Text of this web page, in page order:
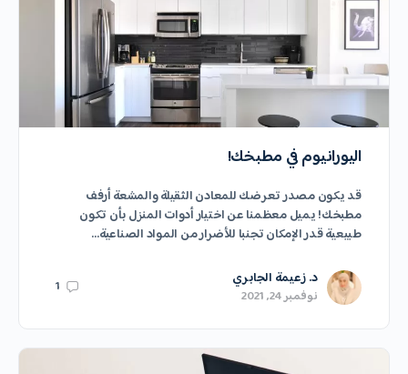
اليورانيوم في مطبخك!
قد يكون مصدر تعرضك للمعادن الثقيلة والمشعة أرفف
مطبخك! يميل معظمنا عن اختيار أدوات المنزل بأن تكون
طبيعية قدر الإمكان تجنبا للأضرار من المواد الصناعية…
د. زعيمة الجابري
نوفمبر 24, 2021 1